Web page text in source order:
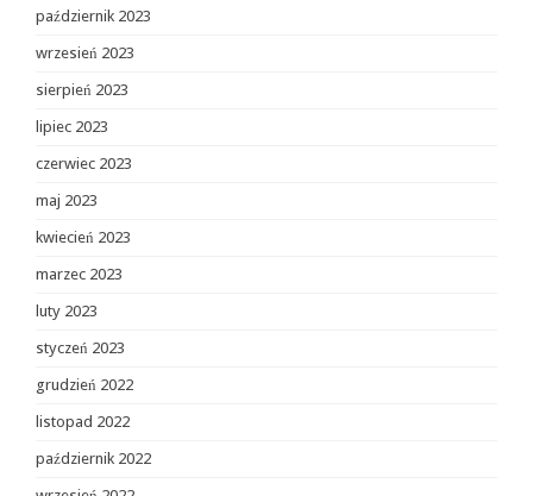
październik 2023
wrzesień 2023
sierpień 2023
lipiec 2023
czerwiec 2023
maj 2023
kwiecień 2023
marzec 2023
luty 2023
styczeń 2023
grudzień 2022
listopad 2022
październik 2022